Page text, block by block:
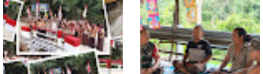
Babinsa Dampingi Petani
Rawat Cabai, Dukung
Ketahanan Pangan
Tuntas Dibangun, Jembatan
Garuda Perkuat Konektivitas
Teladan Baru–Kuala Kepeng